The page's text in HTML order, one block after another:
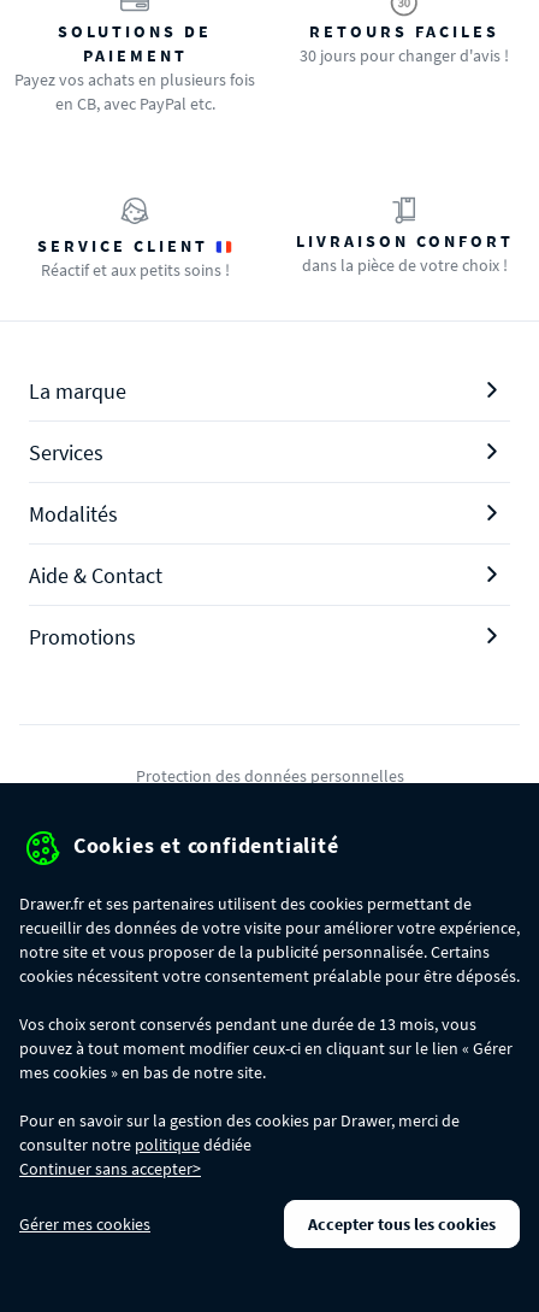
SOLUTIONS DE
PAIEMENT
Payez vos achats en plusieurs fois
en CB, avec PayPal etc.
RETOURS FACILES
30 jours pour changer d'avis !
SERVICE CLIENT
Réactif et aux petits soins !
LIVRAISON CONFORT
dans la pièce de votre choix !
La marque
Services
Modalités
Aide & Contact
Promotions
Protection des données personnelles
Gérer mes cookies
commande :
- 30€ sur votre commande dès 300€ d'achat, avec le code BIKINI30
- 50€ sur votre commande dès 500€ d'achat, avec le code BIKINI50
Les codes BIKINI30, BIKINI50 et BIKINI100 ne sont valables que sur
www.drawer.fr; ils ne sont pas cumulables entre eux, ni avec d'autres codes
promotionnels. La remise se calculera automatiquement dans votre panier
lors de la saisie du code adéquat.
DRAWER DAYS- Du 29/07 au 11/08 inclus : profitez de remises allant jusqu'à
-50% sur une large sélection de produits. Opération valable dans la limite des
Cookies et confidentialité
Drawer.fr et ses partenaires utilisent des cookies permettant de
recueillir des données de votre visite pour améliorer votre expérience,
notre site et vous proposer de la publicité personnalisée. Certains
cookies nécessitent votre consentement préalable pour être déposés.
Vos choix seront conservés pendant une durée de 13 mois, vous
pouvez à tout moment modifier ceux-ci en cliquant sur le lien « Gérer
mes cookies » en bas de notre site.
Pour en savoir sur la gestion des cookies par Drawer, merci de
consulter notre politiquedédiée
Continuer sans accepter>
Gérer mes cookies Accepter tous les cookies